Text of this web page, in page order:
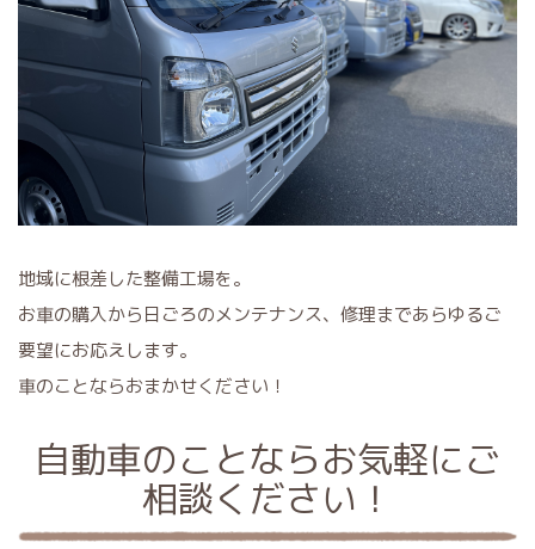
地域に根差した整備工場を。
お車の購入から日ごろのメンテナンス、修理まであらゆるご
要望にお応えします。
車のことならおまかせください！
自動車のことならお気軽にご
相談ください！